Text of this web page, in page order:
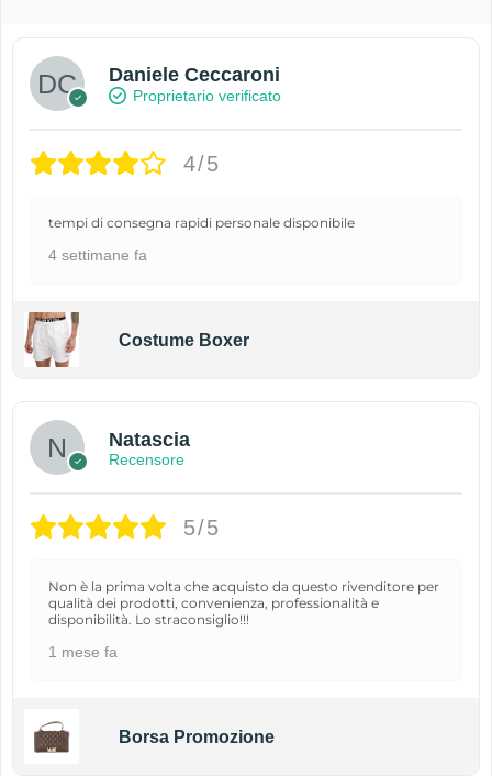
Daniele Ceccaroni
Proprietario verificato
4/5
tempi di consegna rapidi personale disponibile
4 settimane fa
Costume Boxer
Natascia
Recensore
5/5
Non è la prima volta che acquisto da questo rivenditore per
qualità dei prodotti, convenienza, professionalità e
disponibilità. Lo straconsiglio!!!
1 mese fa
Borsa Promozione